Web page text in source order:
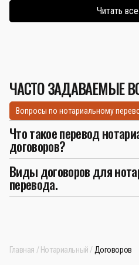
Читать
ЧАСТО ЗАДАВАЕМЫЕ
Вопросы по нотариальному
Что такое перевод
договоров?
Виды договоров для
перевода.
Главная Нотариальный Договоров